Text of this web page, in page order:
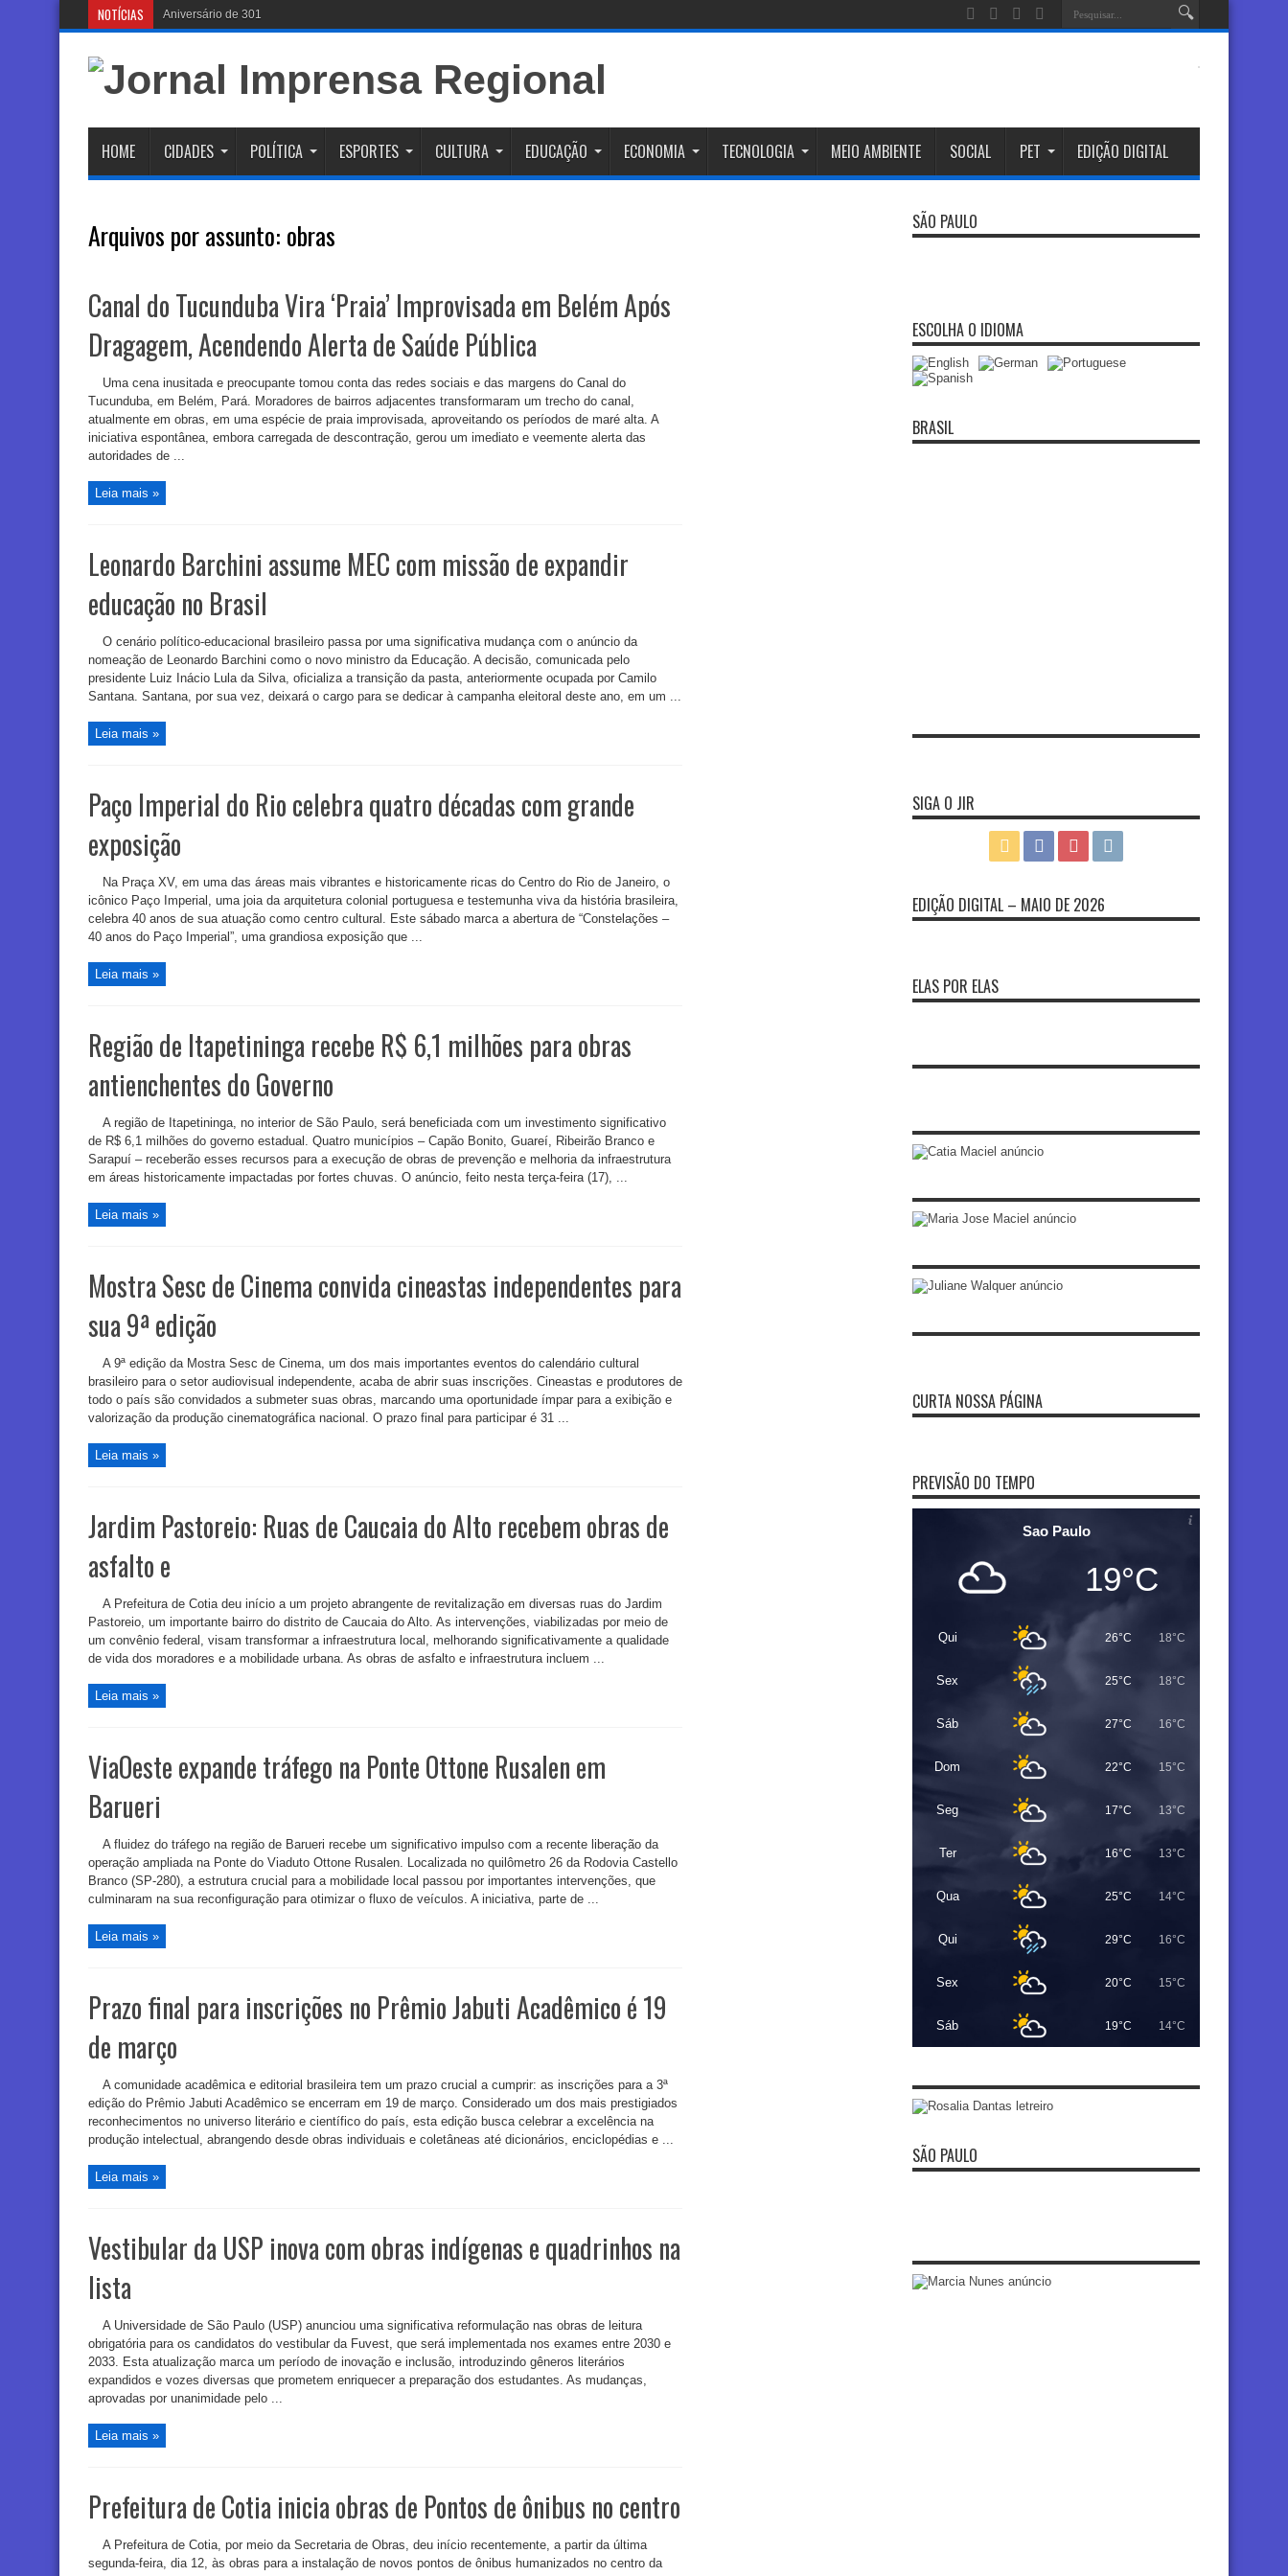
NOTÍCIAS Aniversário de 301 anos do Encontro da I
HOME CIDADES POLÍTICA ESPORTES CULTURA EDUCAÇÃO ECONOMIA TECNOLOGIA MEIO AMBIENTE SOCIAL PET EDIÇÃO DIGITAL
Arquivos por assunto: obras
Canal do Tucunduba Vira ‘Praia’ Improvisada em Belém Após
Dragagem, Acendendo Alerta de Saúde Pública
Uma cena inusitada e preocupante tomou conta das redes sociais e das margens do Canal do
Tucunduba, em Belém, Pará. Moradores de bairros adjacentes transformaram um trecho do canal,
atualmente em obras, em uma espécie de praia improvisada, aproveitando os períodos de maré alta. A
iniciativa espontânea, embora carregada de descontração, gerou um imediato e veemente alerta das
autoridades de ...
Leia mais »
Leonardo Barchini assume MEC com missão de expandir
educação no Brasil
O cenário político-educacional brasileiro passa por uma significativa mudança com o anúncio da
nomeação de Leonardo Barchini como o novo ministro da Educação. A decisão, comunicada pelo
presidente Luiz Inácio Lula da Silva, oficializa a transição da pasta, anteriormente ocupada por Camilo
Santana. Santana, por sua vez, deixará o cargo para se dedicar à campanha eleitoral deste ano, em um ...
Leia mais »
Paço Imperial do Rio celebra quatro décadas com grande
exposição
Na Praça XV, em uma das áreas mais vibrantes e historicamente ricas do Centro do Rio de Janeiro, o
icônico Paço Imperial, uma joia da arquitetura colonial portuguesa e testemunha viva da história brasileira,
celebra 40 anos de sua atuação como centro cultural. Este sábado marca a abertura de “Constelações –
40 anos do Paço Imperial”, uma grandiosa exposição que ...
Leia mais »
Região de Itapetininga recebe R$ 6,1 milhões para obras
antienchentes do Governo
A região de Itapetininga, no interior de São Paulo, será beneficiada com um investimento significativo
de R$ 6,1 milhões do governo estadual. Quatro municípios – Capão Bonito, Guareí, Ribeirão Branco e
Sarapuí – receberão esses recursos para a execução de obras de prevenção e melhoria da infraestrutura
em áreas historicamente impactadas por fortes chuvas. O anúncio, feito nesta terça-feira (17), ...
Leia mais »
Mostra Sesc de Cinema convida cineastas independentes para
sua 9ª edição
A 9ª edição da Mostra Sesc de Cinema, um dos mais importantes eventos do calendário cultural
brasileiro para o setor audiovisual independente, acaba de abrir suas inscrições. Cineastas e produtores de
todo o país são convidados a submeter suas obras, marcando uma oportunidade ímpar para a exibição e
valorização da produção cinematográfica nacional. O prazo final para participar é 31 ...
Leia mais »
Jardim Pastoreio: Ruas de Caucaia do Alto recebem obras de
asfalto e
A Prefeitura de Cotia deu início a um projeto abrangente de revitalização em diversas ruas do Jardim
Pastoreio, um importante bairro do distrito de Caucaia do Alto. As intervenções, viabilizadas por meio de
um convênio federal, visam transformar a infraestrutura local, melhorando significativamente a qualidade
de vida dos moradores e a mobilidade urbana. As obras de asfalto e infraestrutura incluem ...
Leia mais »
ViaOeste expande tráfego na Ponte Ottone Rusalen em
Barueri
A fluidez do tráfego na região de Barueri recebe um significativo impulso com a recente liberação da
operação ampliada na Ponte do Viaduto Ottone Rusalen. Localizada no quilômetro 26 da Rodovia Castello
Branco (SP-280), a estrutura crucial para a mobilidade local passou por importantes intervenções, que
culminaram na sua reconfiguração para otimizar o fluxo de veículos. A iniciativa, parte de ...
Leia mais »
Prazo final para inscrições no Prêmio Jabuti Acadêmico é 19
de março
A comunidade acadêmica e editorial brasileira tem um prazo crucial a cumprir: as inscrições para a 3ª
edição do Prêmio Jabuti Acadêmico se encerram em 19 de março. Considerado um dos mais prestigiados
reconhecimentos no universo literário e científico do país, esta edição busca celebrar a excelência na
produção intelectual, abrangendo desde obras individuais e coletâneas até dicionários, enciclopédias e ...
Leia mais »
Vestibular da USP inova com obras indígenas e quadrinhos na
lista
A Universidade de São Paulo (USP) anunciou uma significativa reformulação nas obras de leitura
obrigatória para os candidatos do vestibular da Fuvest, que será implementada nos exames entre 2030 e
2033. Esta atualização marca um período de inovação e inclusão, introduzindo gêneros literários
expandidos e vozes diversas que prometem enriquecer a preparação dos estudantes. As mudanças,
aprovadas por unanimidade pelo ...
Leia mais »
Prefeitura de Cotia inicia obras de Pontos de ônibus no centro
A Prefeitura de Cotia, por meio da Secretaria de Obras, deu início recentemente, a partir da última
segunda-feira, dia 12, às obras para a instalação de novos pontos de ônibus humanizados no centro da
SÃO PAULO
ESCOLHA O IDIOMA
BRASIL
SIGA O JIR
EDIÇÃO DIGITAL – MAIO DE 2026
ELAS POR ELAS
CURTA NOSSA PÁGINA
PREVISÃO DO TEMPO
Sao Paulo
19°C
Qui 26°C 18°C
Sex 25°C 18°C
Sáb 27°C 16°C
Dom 22°C 15°C
Seg 17°C 13°C
Ter 16°C 13°C
Qua 25°C 14°C
Qui 29°C 16°C
Sex 20°C 15°C
Sáb 19°C 14°C
SÃO PAULO